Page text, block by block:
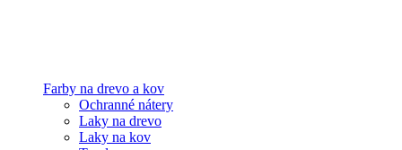
Farby na drevo a kov
Ochranné nátery
Laky na drevo
Laky na kov